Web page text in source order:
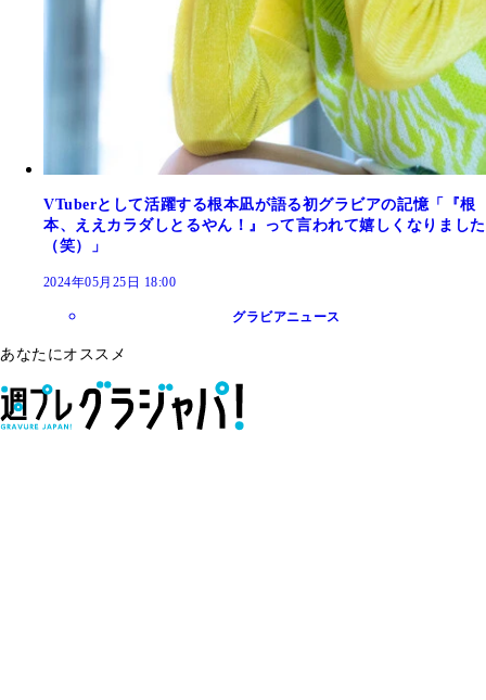
VTuberとして活躍する根本凪が語る初グラビアの記憶「『根
本、ええカラダしとるやん！』って言われて嬉しくなりました
（笑）」
2024年05月25日 18:00
グラビアニュース
あなたにオススメ